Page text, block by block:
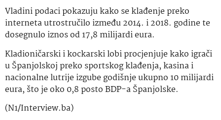
Vladini podaci pokazuju kako se klađenje preko
interneta utrostručilo između 2014. i 2018. godine te
dosegnulo iznos od 17,8 milijardi eura.
Kladioničarski i kockarski lobi procjenjuje kako igrači
u Španjolskoj preko sportskog klađenja, kasina i
nacionalne lutrije izgube godišnje ukupno 10 milijardi
eura, što je oko 0,8 posto BDP-a Španjolske.
(N1/Interview.ba)